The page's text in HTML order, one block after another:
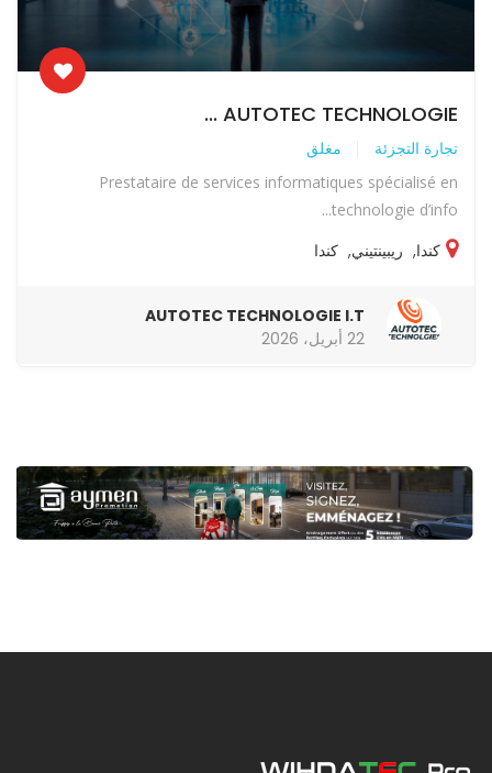
AUTOTEC TECHNOLOGIE ...
تجارة التجزئة مغلق
Prestataire de services informatiques spécialisé en
technologie d’info...
كندا, ريبينتيني, كندا
AUTOTEC TECHNOLOGIE I.T
22 أبريل، 2026